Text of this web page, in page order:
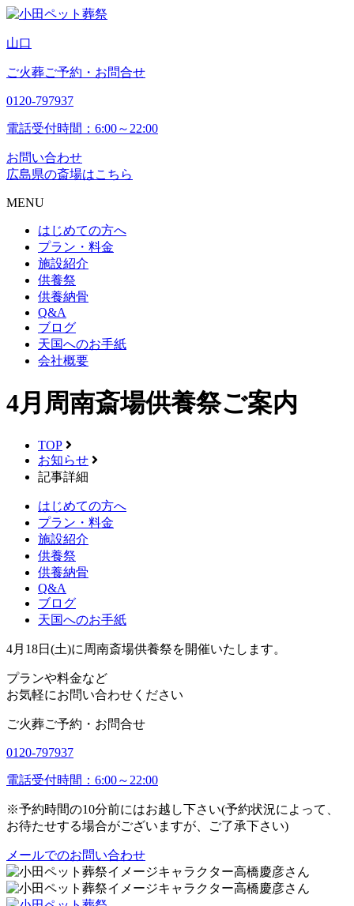
山口
ご火葬ご予約・お問合せ
0120-797937
電話受付時間：6:00～22:00
お問い合わせ
広島県の斎場はこちら
MENU
はじめての方へ
プラン・料金
施設紹介
供養祭
供養納骨
Q&A
ブログ
天国へのお手紙
会社概要
4月周南斎場供養祭ご案内
TOP
お知らせ
記事詳細
はじめての方へ
プラン・料金
施設紹介
供養祭
供養納骨
Q&A
ブログ
天国へのお手紙
4月18日(土)に周南斎場供養祭を開催いたします。
プランや料金など
お気軽にお問い合わせください
ご火葬ご予約・お問合せ
0120-797937
電話受付時間：6:00～22:00
※予約時間の10分前にはお越し下さい(予約状況によって、
お待たせする場合がございますが、ご了承下さい)
メールでのお問い合わせ